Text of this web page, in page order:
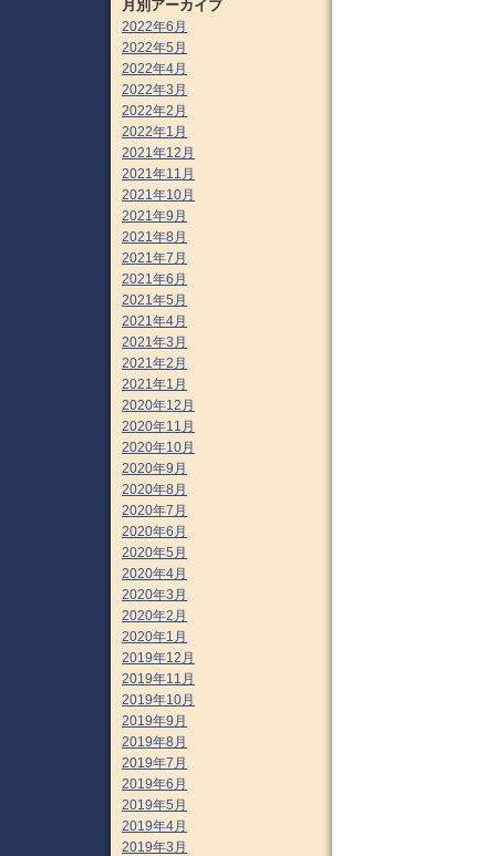
月別アーカイブ
2022年6月
2022年5月
2022年4月
2022年3月
2022年2月
2022年1月
2021年12月
2021年11月
2021年10月
2021年9月
2021年8月
2021年7月
2021年6月
2021年5月
2021年4月
2021年3月
2021年2月
2021年1月
2020年12月
2020年11月
2020年10月
2020年9月
2020年8月
2020年7月
2020年6月
2020年5月
2020年4月
2020年3月
2020年2月
2020年1月
2019年12月
2019年11月
2019年10月
2019年9月
2019年8月
2019年7月
2019年6月
2019年5月
2019年4月
2019年3月